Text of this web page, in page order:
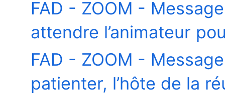
FAD - ZOOM -
attendre l’animateur
FAD - ZOOM -
patienter, l’hôte de la